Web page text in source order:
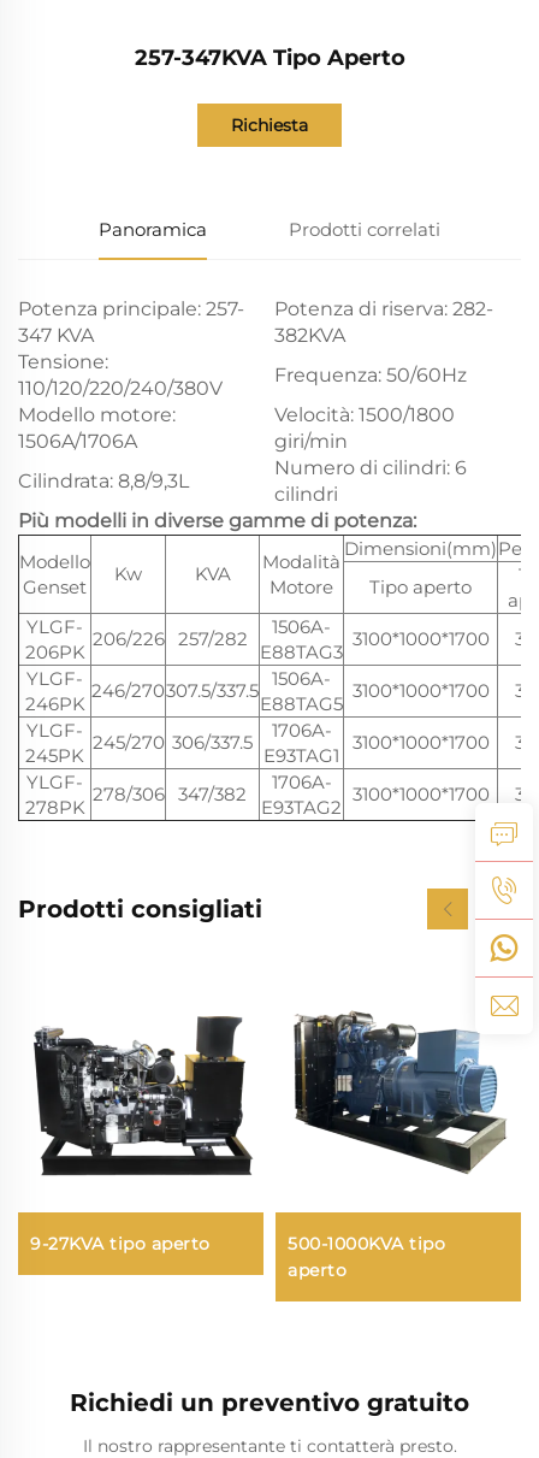
257-347KVA Tipo Aperto
Richiesta
Panoramica Prodotti correlati
Potenza principale: 257-
347 KVA
Potenza di riserva: 282-
382KVA
Tensione:
110/120/220/240/380V
Frequenza: 50/60Hz
Modello motore:
1506A/1706A
Velocità: 1500/1800
giri/min
Cilindrata: 8,8/9,3L
Numero di cilindri: 6
cilindri
Più modelli in diverse gamme di potenza:
Modello
Genset
Kw KVA
Modalità
Motore
Dimensioni(mm)
Tipo aperto
YLGF-
206PK
206/226 257/282
1506A-
E88TAG3
3100*1000*1700
YLGF-
246PK
246/270307.5/337.5
1506A-
E88TAG5
3100*1000*1700
YLGF-
245PK
245/270 306/337.5
1706A-
E93TAG1
3100*1000*1700
YLGF-
278PK
278/306 347/382
1706A-
E93TAG2
3100*1000*1700
Prodotti consigliati
9-27KVA tipo aperto
500-1000KVA tipo
aperto
Richiedi un preventivo gratuito
Il nostro rappresentante ti contatterà presto.